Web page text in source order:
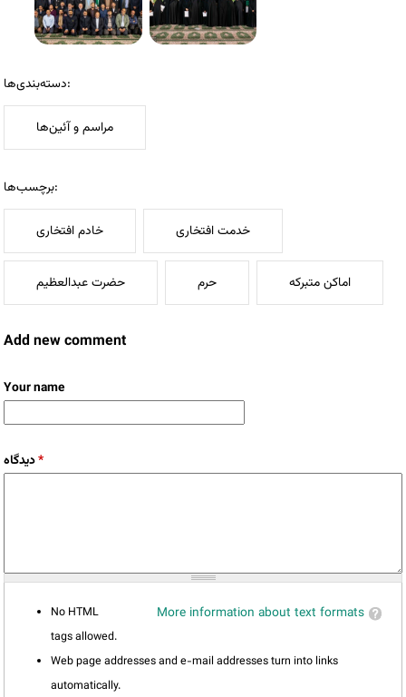
دسته‌بندی‌ها:
مراسم و آئین‌ها
برچسب‌ها:
خادم افتخاری خدمت افتخاری
حضرت عبدالعظیم حرم اماکن متبرکه
Add new comment
Your name
دیدگاه*
More information about text formats
No HTML
tags allowed.
Web page addresses and e-mail addresses turn into links
automatically.